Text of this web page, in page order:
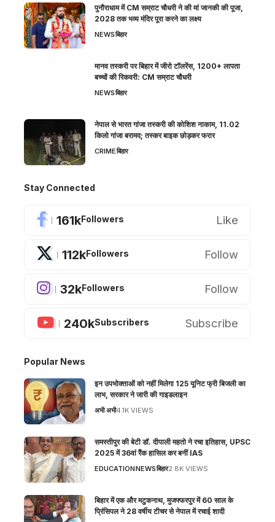
पुनौराधाम में CM सम्राट चौधरी ने की मां जानकी की पूजा,
2028 तक भव्य मंदिर पूरा करने का लक्ष्य
NEWSबिहार
मानव तस्करी पर बिहार में जीरो टॉलरेंस, 1200+ लापता
बच्चों की रिकवरी: CM सम्राट चौधरी
NEWSबिहार
नेपाल से भारत गांजा तस्करी की कोशिश नाकाम, 11.02
किलो गांजा बरामद; तस्कर बाइक छोड़कर फरार
CRIMEबिहार
Stay Connected
161kFollowers Like
112kFollowers Follow
32kFollowers Follow
240kSubscribers Subscribe
Popular News
इन उपभोक्ताओं को नहीं मिलेगा 125 यूनिट फ्री बिजली का
लाभ, सरकार ने जारी की गाइडलाइन
अभी अभी4.1K VIEWS
समस्तीपुर की बेटी डॉ. दीपाली महतो ने रचा इतिहास, UPSC
2025 में 36वां रैंक हासिल कर बनीं IAS
EDUCATIONNEWSबिहार2.8K VIEWS
बिहार में एक और मटुकनाथ, मुजफ्फरपुर में 60 साल के
प्रिंसिपल ने 28 वर्षीय टीचर से नेपाल में रचाई शादी